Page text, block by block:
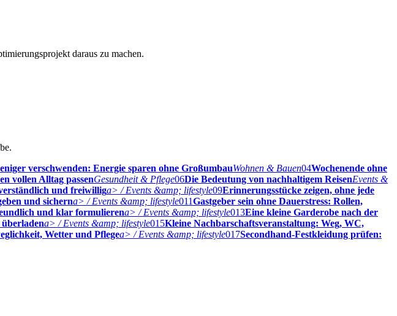
daraus zu machen.
verschwenden: Energie sparen ohne GroßumbauWohnen & Bauen04Wochenende ohne
vollen Alltag passenGesundheit & Pflege06Die Bedeutung von nachhaltigem ReisenEvents &
und freiwilliga> / Events &amp; lifestyle09Erinnerungsstücke zeigen, ohne jede
und sicherna> / Events &amp; lifestyle011Gastgeber sein ohne Dauerstress: Rollen,
und klar formulierena> / Events &amp; lifestyle013Eine kleine Garderobe nach der
a> / Events &amp; lifestyle015Kleine Nachbarschaftsveranstaltung: Weg, WC,
Wetter und Pflegea> / Events &amp; lifestyle017Secondhand-Festkleidung prüfen: